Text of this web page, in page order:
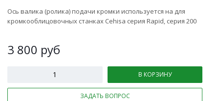
Ось валика (ролика) подачи кромки используется на для
кромкооблицовочных станках Cehisa серия Rapid, серия 200
3 800 руб
В КОРЗИНУ
ЗАДАТЬ ВОПРОС